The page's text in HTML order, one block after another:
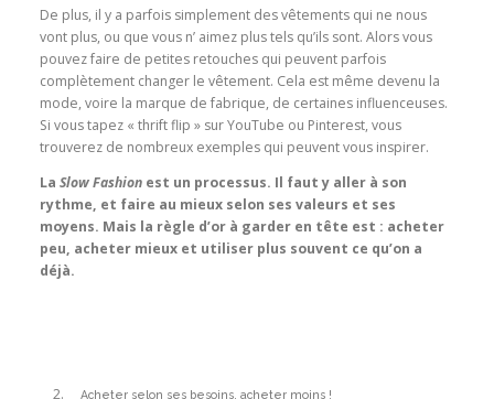
De plus, il y a parfois simplement des vêtements qui ne nous
vont plus, ou que vous n’ aimez plus tels qu’ils sont. Alors vous
pouvez faire de petites retouches qui peuvent parfois
complètement changer le vêtement. Cela est même devenu la
mode, voire la marque de fabrique, de certaines influenceuses.
Si vous tapez « thrift flip » sur YouTube ou Pinterest, vous
trouverez de nombreux exemples qui peuvent vous inspirer.
La Slow Fashionest un processus. Il faut y aller à son
rythme, et faire au mieux selon ses valeurs et ses
moyens. Mais la règle d’or à garder en tête est : acheter
peu, acheter mieux et utiliser plus souvent ce qu’on a
déjà.
Acheter selon ses besoins, acheter moins !